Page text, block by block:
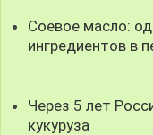
Соевое масло:
ингредиентов в
Через 5 лет
кукуруза